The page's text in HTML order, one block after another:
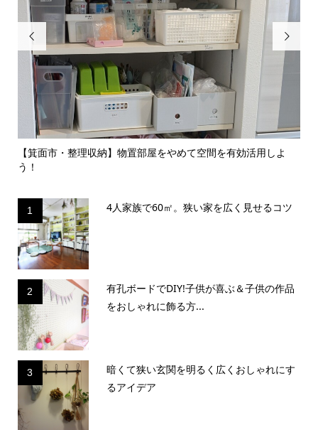

【箕面市・整理収納】物置部屋をやめて空間を有効活用しよ
う！

1 4人家族で60㎡。狭い家を広く見せるコツ
2
有孔ボードでDIY!子供が喜ぶ＆子供の作品
をおしゃれに飾る方...
3
暗くて狭い玄関を明るく広くおしゃれにす
るアイデア